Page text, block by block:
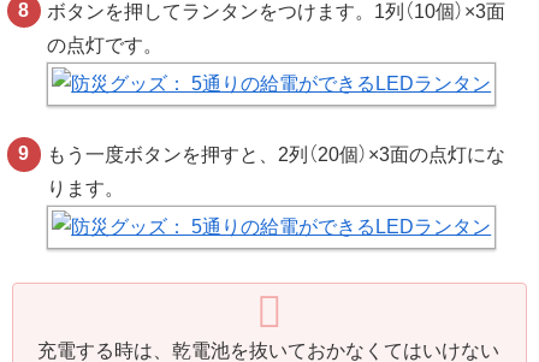
ボタンを押してランタンをつけます。1列（10個）×3面
の点灯です。
もう一度ボタンを押すと、2列（20個）×3面の点灯にな
ります。
充電する時は、乾電池を抜いておかなくてはいけない